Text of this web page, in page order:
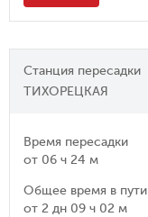
Станция пересадки
ТИХОРЕЦКАЯ
Время пересадки
от 06 ч 24 м
Общее время в пути
от 2 дн 09 ч 02 м